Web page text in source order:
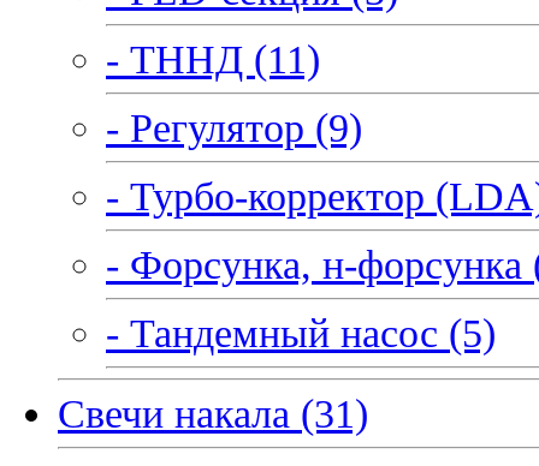
- ТННД (11)
- Регулятор (9)
- Турбо-корректор
- Форсунка, н-форсунка
- Тандемный насос (5)
Свечи накала (31)